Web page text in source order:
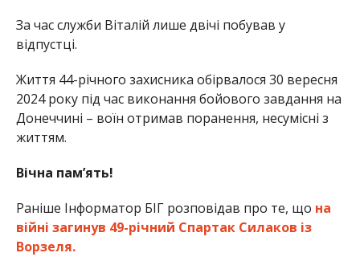
За час служби Віталій лише двічі побував у
відпустці.
Життя 44-річного захисника обірвалося 30 вересня
2024 року під час виконання бойового завдання на
Донеччині – воїн отримав поранення, несумісні з
життям.
Вічна пам’ять!
Раніше Інформатор БІГ розповідав про те, що на
війні загинув 49-річний Спартак Силаков із
Ворзеля.